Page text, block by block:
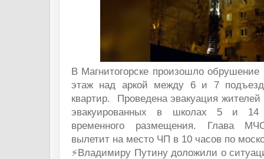
В Магнитогорске произошло
этаж над аркой между 6 и 7
квартир. Проведена эвакуация
эвакуированных в школах 5 и 14
временного размещения. Глава
вылетит на место ЧП в 10 часов по
⚡️Владимиру Путину доложили о